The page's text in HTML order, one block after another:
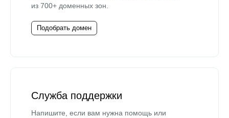
из 700+ доменных зон.
Подобрать домен
Служба поддержки
Напишите, если вам нужна помощь или